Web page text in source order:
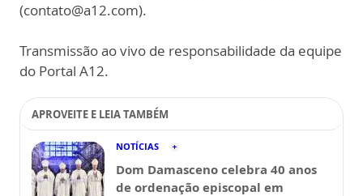
(contato@a12.com).
Transmissão ao vivo de responsabilidade da equipe
do Portal A12.
APROVEITE E LEIA TAMBÉM
NOTÍCIAS
Dom Damasceno celebra 40 anos
de ordenação episcopal em